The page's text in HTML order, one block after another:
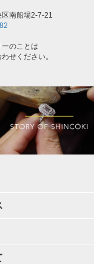
南船場2-7-21
のことは
せください。